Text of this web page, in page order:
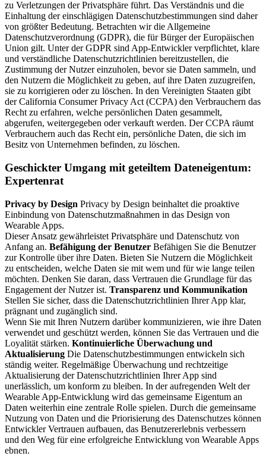
zu Verletzungen der Privatsphäre führt. Das Verständnis und die
Einhaltung der einschlägigen Datenschutzbestimmungen sind daher
von größter Bedeutung. Betrachten wir die Allgemeine
Datenschutzverordnung (GDPR), die für Bürger der Europäischen
Union gilt. Unter der GDPR sind App-Entwickler verpflichtet, klare
und verständliche Datenschutzrichtlinien bereitzustellen, die
Zustimmung der Nutzer einzuholen, bevor sie Daten sammeln, und
den Nutzern die Möglichkeit zu geben, auf ihre Daten zuzugreifen,
sie zu korrigieren oder zu löschen. In den Vereinigten Staaten gibt
der California Consumer Privacy Act (CCPA) den Verbrauchern das
Recht zu erfahren, welche persönlichen Daten gesammelt,
abgerufen, weitergegeben oder verkauft werden. Der CCPA räumt
Verbrauchern auch das Recht ein, persönliche Daten, die sich im
Besitz von Unternehmen befinden, zu löschen.
Geschickter Umgang mit geteiltem Dateneigentum:
Expertenrat
Privacy by Design Privacy by Design beinhaltet die proaktive
Einbindung von Datenschutzmaßnahmen in das Design von
Wearable Apps.
Dieser Ansatz gewährleistet Privatsphäre und Datenschutz von
Anfang an. Befähigung der Benutzer Befähigen Sie die Benutzer
zur Kontrolle über ihre Daten. Bieten Sie Nutzern die Möglichkeit
zu entscheiden, welche Daten sie mit wem und für wie lange teilen
möchten. Denken Sie daran, dass Vertrauen die Grundlage für das
Engagement der Nutzer ist. Transparenz und Kommunikation
Stellen Sie sicher, dass die Datenschutzrichtlinien Ihrer App klar,
prägnant und zugänglich sind.
Wenn Sie mit Ihren Nutzern darüber kommunizieren, wie ihre Daten
verwendet und geschützt werden, können Sie das Vertrauen und die
Loyalität stärken. Kontinuierliche Überwachung und
Aktualisierung Die Datenschutzbestimmungen entwickeln sich
ständig weiter. Regelmäßige Überwachung und rechtzeitige
Aktualisierung der Datenschutzrichtlinien Ihrer App sind
unerlässlich, um konform zu bleiben. In der aufregenden Welt der
Wearable App-Entwicklung wird das gemeinsame Eigentum an
Daten weiterhin eine zentrale Rolle spielen. Durch die gemeinsame
Nutzung von Daten und die Priorisierung des Datenschutzes können
Entwickler Vertrauen aufbauen, das Benutzererlebnis verbessern
und den Weg für eine erfolgreiche Entwicklung von Wearable Apps
ebnen.